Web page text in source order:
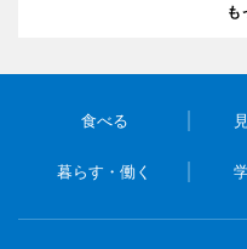
も
食べる
暮らす・働く